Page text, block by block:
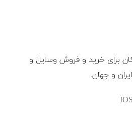
برای خرید و فروش وسایل و
و جهان.